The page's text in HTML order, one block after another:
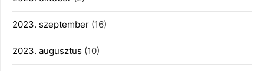
2023. szeptember (16)
2023. augusztus (10)